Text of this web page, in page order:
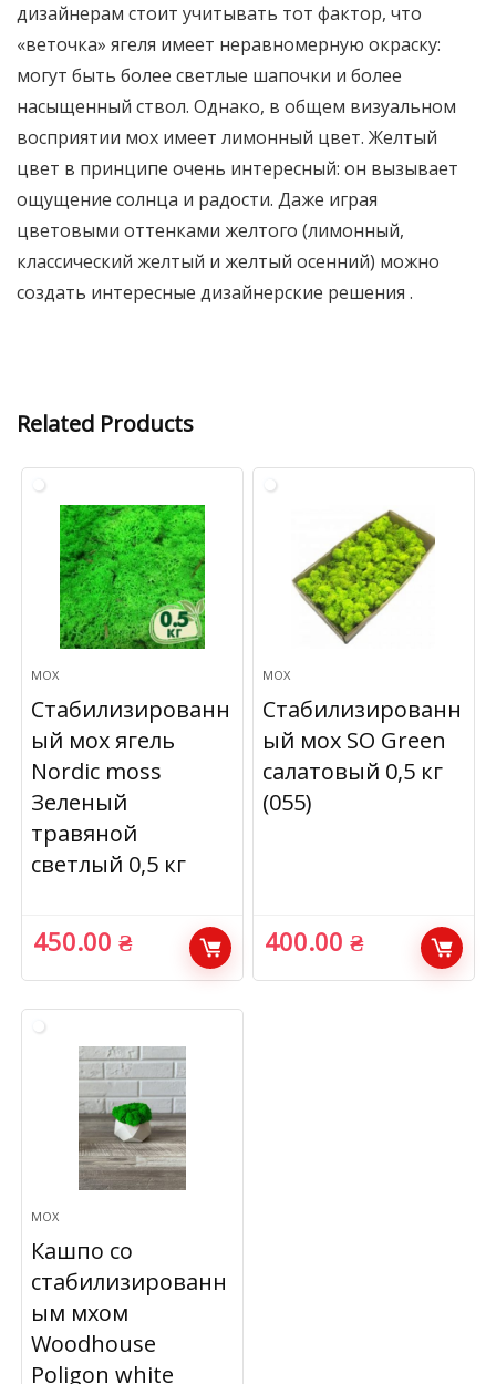
дизайнерам стоит учитывать тот фактор, что
«веточка» ягеля имеет неравномерную окраску:
могут быть более светлые шапочки и более
насыщенный ствол. Однако, в общем визуальном
восприятии мох имеет лимонный цвет. Желтый
цвет в принципе очень интересный: он вызывает
ощущение солнца и радости. Даже играя
цветовыми оттенками желтого (лимонный,
классический желтый и желтый осенний) можно
создать интересные дизайнерские решения .
Related Products
МОХ
Стабилизированн
ый мох ягель
Nordic moss
Зеленый
травяной
светлый 0,5 кг
450.00₴
МОХ
Стабилизированн
ый мох SO Green
салатовый 0,5 кг
(055)
400.00₴
МОХ
Кашпо со
стабилизированн
ым мхом
Woodhouse
Poligon white